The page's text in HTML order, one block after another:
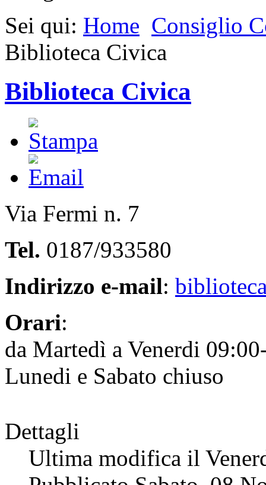
Sei qui: Home Consiglio
Biblioteca Civica
Biblioteca Civica
Via Fermi n. 7
Tel. 0187/933580
Indirizzo e-mail:
Orari:
da Martedì a Venerdi
Lunedi e Sabato chiuso
Dettagli
Ultima modifica il